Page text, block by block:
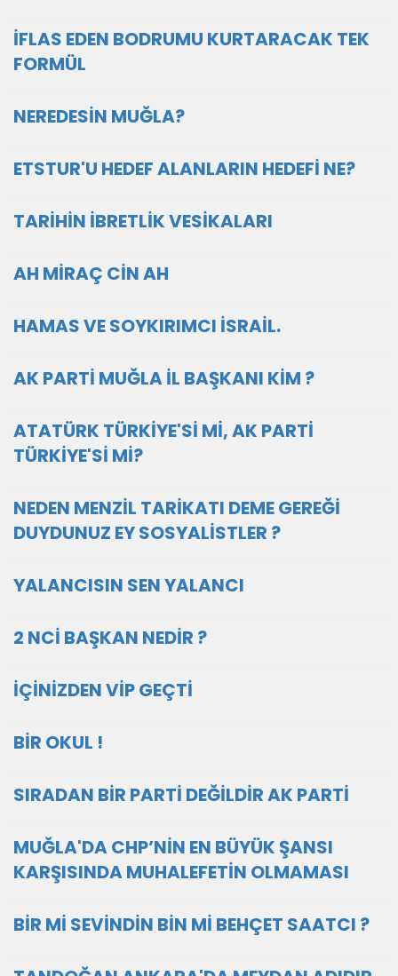
İFLAS EDEN BODRUMU KURTARACAK TEK
FORMÜL
NEREDESİN MUĞLA?
ETSTUR'U HEDEF ALANLARIN HEDEFİ NE?
TARİHİN İBRETLİK VESİKALARI
AH MİRAÇ CİN AH
HAMAS VE SOYKIRIMCI İSRAİL.
AK PARTİ MUĞLA İL BAŞKANI KİM ?
ATATÜRK TÜRKİYE'Sİ Mİ, AK PARTİ
TÜRKİYE'Sİ Mİ?
NEDEN MENZİL TARİKATI DEME GEREĞİ
DUYDUNUZ EY SOSYALİSTLER ?
YALANCISIN SEN YALANCI
2 NCİ BAŞKAN NEDİR ?
İÇİNİZDEN VİP GEÇTİ
BİR OKUL !
SIRADAN BİR PARTİ DEĞİLDİR AK PARTİ
MUĞLA'DA CHP’NİN EN BÜYÜK ŞANSI
KARŞISINDA MUHALEFETİN OLMAMASI
BİR Mİ SEVİNDİN BİN Mİ BEHÇET SAATCI ?